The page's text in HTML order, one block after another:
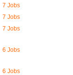
7 Jobs
7 Jobs
7 Jobs
6 Jobs
6 Jobs